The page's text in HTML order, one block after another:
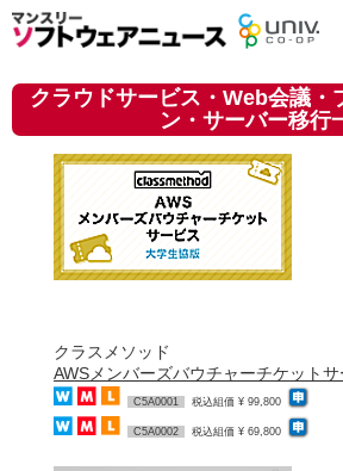
クラウドサービス・Web会議・
ン・サーバー移行
クラスメソッド
AWSメンバーズバウチャーチケット
C5A0001 税込組価 ¥ 99,800
C5A0002 税込組価 ¥ 69,800